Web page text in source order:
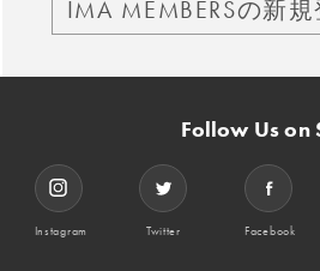
IMA MEMBERSの新
Follow Us on
Instagram Twitter Facebook